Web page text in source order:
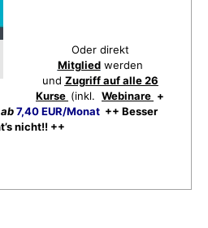
Oder direkt
Mitgliedwerden
und Zugriff auf alle 26
Kurse (inkl. Webinare +
ab7,40 EUR/Monat++ Besser
nicht!! ++